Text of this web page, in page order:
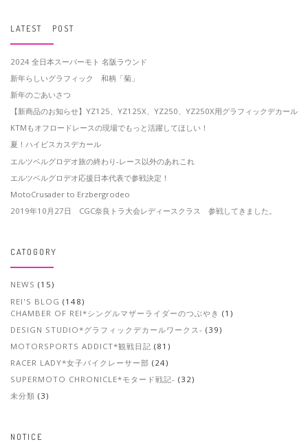
LATEST POST
2024 全日本スーパーモト 名阪ラウンド
新年らしいグラフィック 和柄「菊」
新年のごあいさつ
【新商品のお知らせ】YZ125、YZ125X、YZ250、YZ250X用グラフィックデカール
KTMもオフロードレースの現場でもっと活躍してほしい！
夏！ハイビスカスデカール
エルツベルグロデオ旅の終わり-レース以外のあれこれ
エルツベルグロデオ応援日本代表で参戦決定！
MotoCrusader to Erzbergrodeo
2019年10月27日 CGC奈良トラ大会レディースクラス 参戦してきました。
CATOGORY
NEWS (15)
REI'S BLOG (148)
CHAMBER OF REI*シングルマザーライダーのつぶやき (1)
DESIGN STUDIO*グラフィックデカールワークス- (39)
MOTORSPORTS ADDICT*観戦日記 (81)
RACER LADY*女子バイクレーサー部 (24)
SUPERMOTO CHRONICLE*モタード戦記- (32)
未分類 (3)
NOTICE